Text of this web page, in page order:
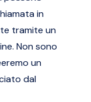
in
tramite un
Non sono
un
dal